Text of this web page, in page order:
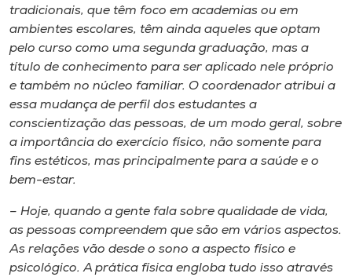
tradicionais, que têm foco em academias ou em
ambientes escolares, têm ainda aqueles que optam
pelo curso como uma segunda graduação, mas a
título de conhecimento para ser aplicado nele próprio
e também no núcleo familiar. O coordenador atribui a
essa mudança de perfil dos estudantes a
conscientização das pessoas, de um modo geral, sobre
a importância do exercício físico, não somente para
fins estéticos, mas principalmente para a saúde e o
bem-estar.
– Hoje, quando a gente fala sobre qualidade de vida,
as pessoas compreendem que são em vários aspectos.
As relações vão desde o sono a aspecto físico e
psicológico. A prática física engloba tudo isso através